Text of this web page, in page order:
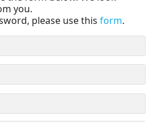
you.
please use this form.